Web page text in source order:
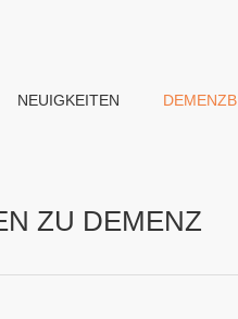
NEUIGKEITEN
ZU DEMENZ